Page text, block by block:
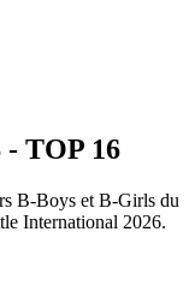
- TOP 16
B-Boys et B-Girls du
International 2026.